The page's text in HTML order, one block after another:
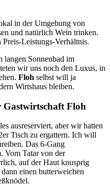
in der Umgebung von
und natürlich Wein trinken.
Leistungs-Verhältnis.
langen Sonnenbad im
wir uns noch den Luxus, in
Floh selbst will ja
Wirtshaus bleiben.
Gastwirtschaft Floh
ausreserviert, aber wir hatten
Tisch zu ergattern. Ich will
Das 6-Gang
Vom Tatar von der
auf der Haut knusprig
einen butterweichen